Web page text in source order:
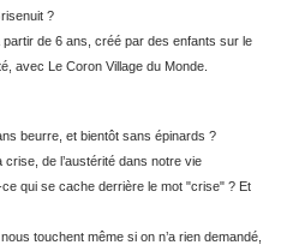
?
de 6 ans, créé par des enfants sur le
avec Le Coron Village du Monde.
beurre, et bientôt sans épinards ?
de l’austérité dans notre vie
qui se cache derrière le mot "crise" ? Et
touchent même si on n’a rien demandé,